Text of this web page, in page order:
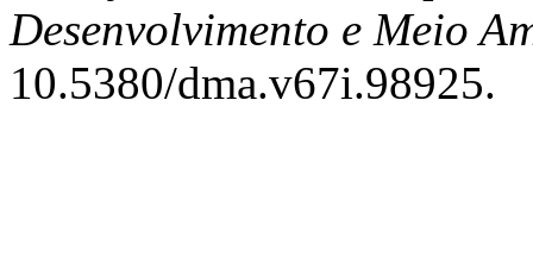
Desenvolvimento e Meio
10.5380/dma.v67i.98925.